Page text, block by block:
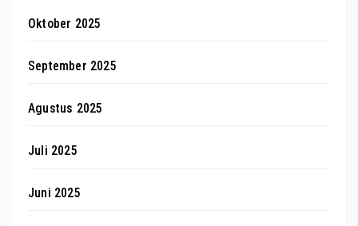
Oktober 2025
September 2025
Agustus 2025
Juli 2025
Juni 2025